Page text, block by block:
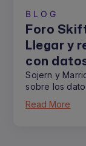
BLOG
Foro
Llegar y
con
Sojern y
sobre los
Read More